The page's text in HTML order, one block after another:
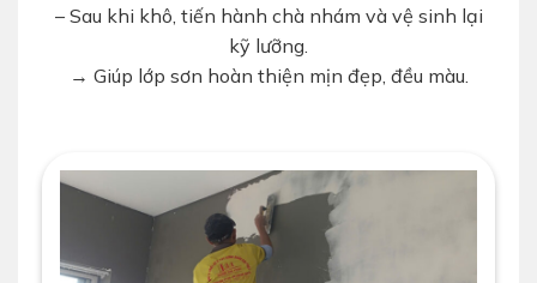
– Sau khi khô, tiến hành chà nhám và vệ sinh lại
kỹ lưỡng.
→ Giúp lớp sơn hoàn thiện mịn đẹp, đều màu.